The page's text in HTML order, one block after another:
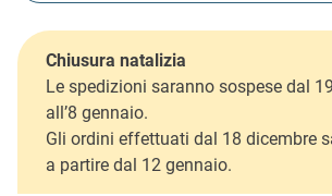
Chiusura natalizia
Le spedizioni saranno sospese dal
all’8 gennaio.
Gli ordini effettuati dal 18 dicembre
a partire dal 12 gennaio.